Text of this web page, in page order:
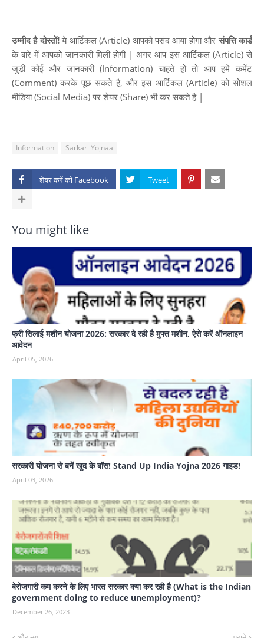
उम्मीद है दोस्तों!ये आर्टिकल (Article) आपको पसंद आया होगा और संपत्ति कार्ड
के बारे में आपको जानकारी मिली होगी | अगर आप इस आर्टिकल (Article) से
जुडी कोई और जानकारी (Information) चाहते हो तो आप हमे कमेंट
(Comment) करके पूछ सकते है, और इस आर्टिकल (Article) को सोशल
मीडिया (Social Media) पर शेयर (Share) भी कर सकते है |
Information Sarkari Yojnaa
शेयर करें को
You might like
फ्री सिलाई मशीन योजना 2026: सरकार दे रही है मुफ्त मशीन, ऐसे करें ऑनलाइन
आवेदन
April 05, 2026
सरकारी योजना से बनें खुद के बॉस! Stand Up India Yojna 2026 गाइड!
April 03, 2026
बेरोजगारी कम करने के लिए भारत सरकार क्या कर रही है (What is the Indian
government doing to reduce unemployment)?
December 26, 2023